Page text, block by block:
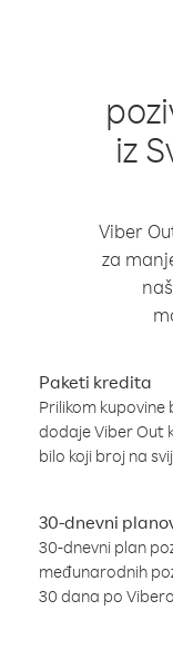
iz
Viber
za
Paketi kredita
Prilikom kupovine
dodaje Viber Out
bilo koji broj na
30-dnevni
30-dnevni plan
međunarodnih
30 dana po